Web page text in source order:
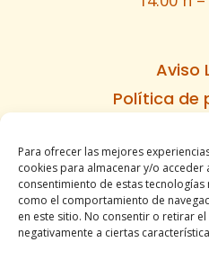
Para ofrecer las mejores
cookies para almacenar y/o
consentimiento de estas
como el comportamiento de
en este sitio. No consentir o retirar
negativamente a ciertas
Aviso
Política de
Informe de
Mapa